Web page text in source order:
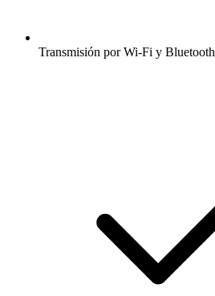
Transmisión por Wi-Fi y Bluetooth